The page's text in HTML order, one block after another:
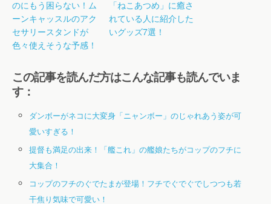
のにもう困らない！ム
ーンキャッスルのアク
セサリースタンドが
色々使えそうな予感！
「ねこあつめ」に癒さ
れている人に紹介した
いグッズ7選！
この記事を読んだ方はこんな記事も読んでいま
す：
ダンボーがネコに大変身「ニャンボー」のじゃれあう姿が可
愛いすぎる！
提督も満足の出来！「艦これ」の艦娘たちがコップのフチに
大集合！
コップのフチのぐでたまが登場！フチでぐでぐでしつつも若
干焦り気味で可愛い！